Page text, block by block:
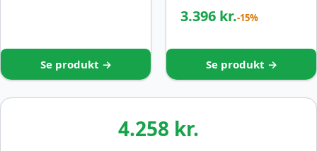
Se produkt →
3.396 kr.-15%
Se produkt →
4.258 kr.